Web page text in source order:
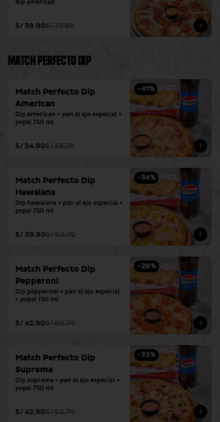
dip american
S/ 39.90S/ 77.80
Match Perfecto Dip
-41%
Match Perfecto Dip
American
Dip american + pan al ajo especial +
pepsi 750 ml
S/ 34.90S/ 58.70
-34%
Match Perfecto Dip
Hawaiana
Dip hawaiana + pan al ajo especial +
pepsi 750 ml
S/ 39.90S/ 60.70
-29%
Match Perfecto Dip
Pepperoni
Dip pepperoni + pan al ajo especial
+ pepsi 750 ml
S/ 42.90S/ 60.70
-32%
Match Perfecto Dip
Suprema
Dip suprema + pan al ajo especial +
pepsi 750 ml
S/ 42.90S/ 62.70